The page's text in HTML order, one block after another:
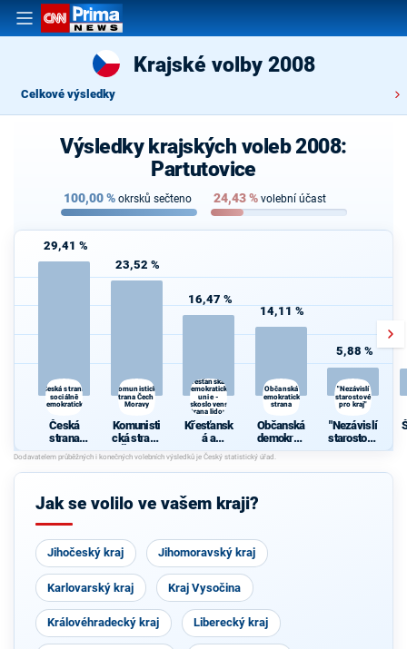
Krajské volby 2008
Celkové výsledky
Výsledky krajských voleb 2008:
Partutovice
100,00% okrsků sečteno 24,43% volební účast
29,41 %
Česká strana
sociálně
demokratická
Česká
strana
sociálně
demokrati
cká
23,52 %
Komunistická
strana Čech a
Moravy
Komunisti
cká strana
Čech a
Moravy
16,47 %
Křesťanská a
demokratická
unie -
Československá
strana lidová
Křesťansk
á a
demokrati
cká unie -
Českoslov
strana
14,11 %
Občanská
demokratická
strana
Občanská
demokrati
cká strana
5,88 %
"Nezávislí
starostové
pro kraj"
"Nezávislí
starostové
pro kraj"
Jak se volilo ve vašem kraji?
Jihočeský kraj Jihomoravský kraj
Karlovarský kraj Kraj Vysočina
Královéhradecký kraj Liberecký kraj